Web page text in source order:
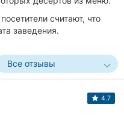
считают, что
заведения.
Все отзывы
4.7